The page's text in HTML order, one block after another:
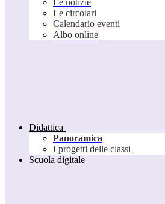
Le notizie
Le circolari
Calendario eventi
Albo online
Didattica
Panoramica
I progetti delle classi
Scuola digitale